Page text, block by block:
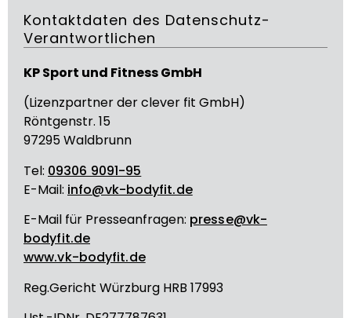
Kontaktdaten des Datenschutz-
Verantwortlichen
KP Sport und Fitness GmbH
(Lizenzpartner der clever fit GmbH)
Röntgenstr. 15
97295 Waldbrunn
Tel: 09306 9091-95
E-Mail: info@vk-bodyfit.de
E-Mail für Presseanfragen: presse@vk-
bodyfit.de
www.vk-bodyfit.de
Reg.Gericht Würzburg HRB 17993